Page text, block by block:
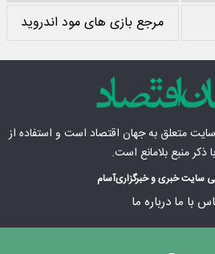
مرجع بازی های مود اندروید
متعلق بهجهان اقتصاد است و استفاده از
ذکر منبع بلامانع است.
سایت خبری و خبرگزاریآسام
با ما درباره ما